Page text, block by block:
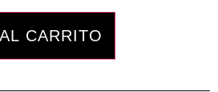
CARRITO